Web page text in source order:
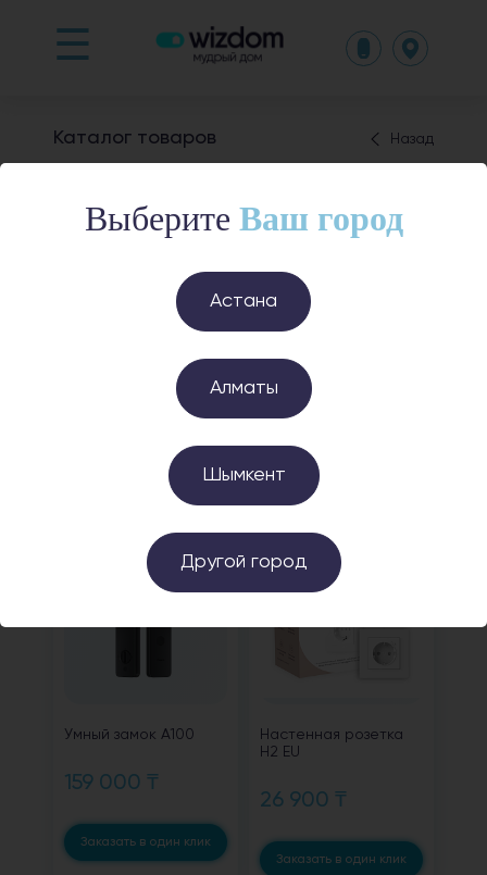
Выберите Ваш город
Астана
Алматы
Шымкент
Другой город
☰
Назад
Каталог товаров
Заказать в один клик
26 900 ₸
Заказать в один клик
Умный замок А100
159 000 ₸
Заказать в один клик
Настенная розетка
H2 EU
26 900 ₸
Заказать в один клик